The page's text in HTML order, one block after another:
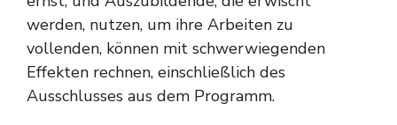
werden, nutzen, um ihre Arbeiten zu
vollenden, können mit schwerwiegenden
Effekten rechnen, einschließlich des
Ausschlusses aus dem Programm.